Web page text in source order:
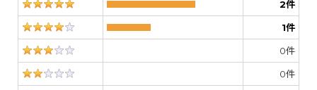
2件
1件
0件
0件